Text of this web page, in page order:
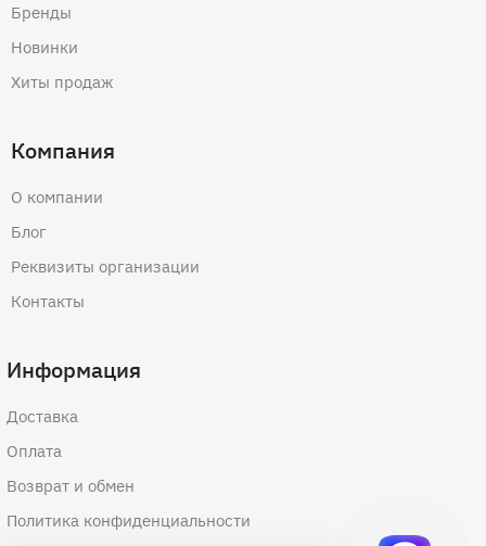
Бренды
Новинки
Хиты продаж
Компания
О компании
Блог
Реквизиты организации
Контакты
Информация
Доставка
Оплата
Возврат и обмен
Политика конфиденциальности